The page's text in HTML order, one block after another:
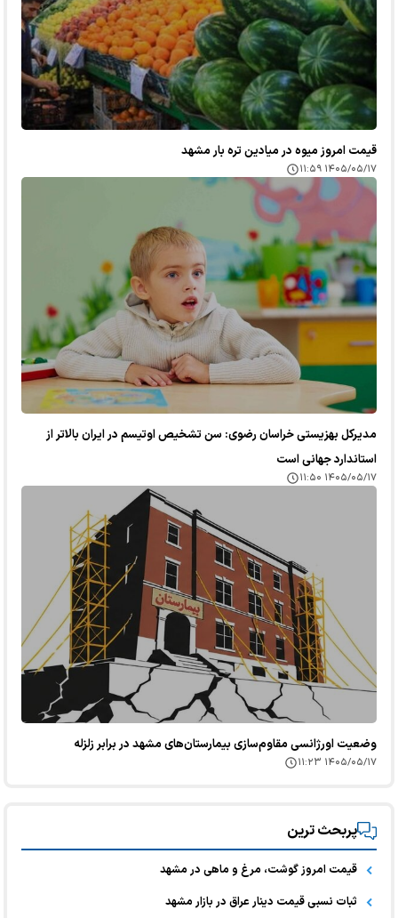
قیمت امروز میوه در میادین تره بار مشهد
۱۴۰۵/۰۵/۱۷ ۱۱:۵۹
مدیرکل بهزیستی خراسان رضوی: سن تشخیص اوتیسم در ایران بالاتر از
استاندارد جهانی است
۱۴۰۵/۰۵/۱۷ ۱۱:۵۰
وضعیت اورژانسی مقاوم‌سازی بیمارستان‌های مشهد در برابر زلزله
۱۴۰۵/۰۵/۱۷ ۱۱:۲۳
پربحث ترین
قیمت امروز گوشت، مرغ و ماهی در مشهد
ثبات نسبی قیمت دینار عراق در بازار مشهد